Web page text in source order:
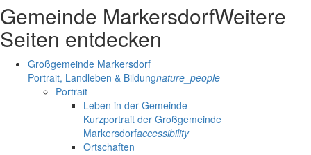
Gemeinde MarkersdorfWeitere
Seiten entdecken
Großgemeinde Markersdorf
Portrait, Landleben & Bildungnature_people
Portrait
Leben in der Gemeinde
Kurzportrait der Großgemeinde
Markersdorfaccessibility
Ortschaften